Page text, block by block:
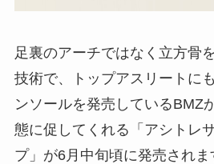
足裏のアーチではなく立方骨
技術で、トップアスリートに
ンソールを発売しているBMZ
態に促してくれる「アシトレ
プ」が6月中旬頃に発売されま